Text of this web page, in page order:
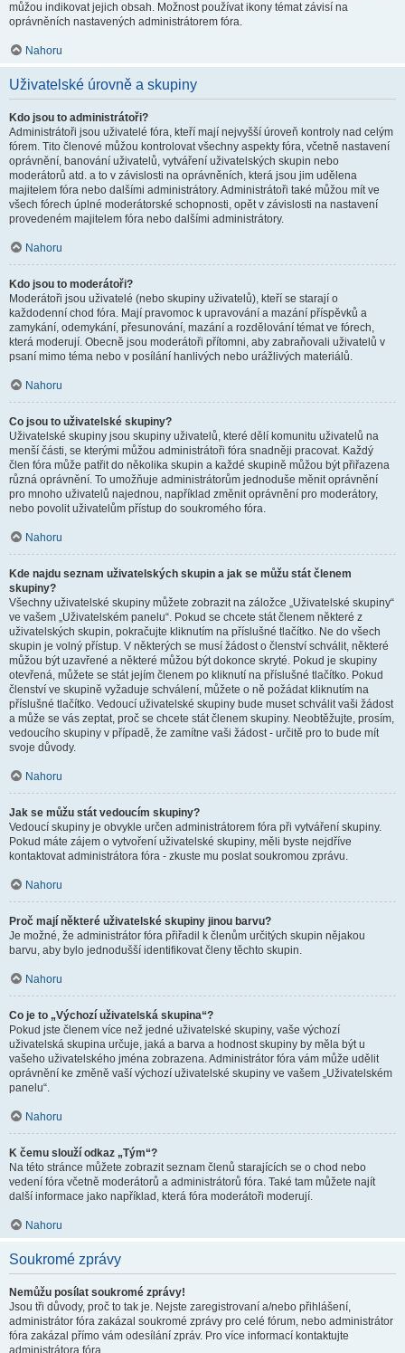
můžou indikovat jejich obsah. Možnost používat ikony témat závisí na
oprávněních nastavených administrátorem fóra.
Nahoru
Uživatelské úrovně a skupiny
Kdo jsou to administrátoři?
Administrátoři jsou uživatelé fóra, kteří mají nejvyšší úroveň kontroly nad celým
fórem. Tito členové můžou kontrolovat všechny aspekty fóra, včetně nastavení
oprávnění, banování uživatelů, vytváření uživatelských skupin nebo
moderátorů atd. a to v závislosti na oprávněních, která jsou jim udělena
majitelem fóra nebo dalšími administrátory. Administrátoři také můžou mít ve
všech fórech úplné moderátorské schopnosti, opět v závislosti na nastavení
provedeném majitelem fóra nebo dalšími administrátory.
Nahoru
Kdo jsou to moderátoři?
Moderátoři jsou uživatelé (nebo skupiny uživatelů), kteří se starají o
každodenní chod fóra. Mají pravomoc k upravování a mazání příspěvků a
zamykání, odemykání, přesunování, mazání a rozdělování témat ve fórech,
která moderují. Obecně jsou moderátoři přítomni, aby zabraňovali uživatelů v
psaní mimo téma nebo v posílání hanlivých nebo urážlivých materiálů.
Nahoru
Co jsou to uživatelské skupiny?
Uživatelské skupiny jsou skupiny uživatelů, které dělí komunitu uživatelů na
menší části, se kterými můžou administrátoři fóra snadněji pracovat. Každý
člen fóra může patřit do několika skupin a každé skupině můžou být přiřazena
různá oprávnění. To umožňuje administrátorům jednoduše měnit oprávnění
pro mnoho uživatelů najednou, například změnit oprávnění pro moderátory,
nebo povolit uživatelům přístup do soukromého fóra.
Nahoru
Kde najdu seznam uživatelských skupin a jak se můžu stát členem
skupiny?
Všechny uživatelské skupiny můžete zobrazit na záložce „Uživatelské skupiny“
ve vašem „Uživatelském panelu“. Pokud se chcete stát členem některé z
uživatelských skupin, pokračujte kliknutím na příslušné tlačítko. Ne do všech
skupin je volný přístup. V některých se musí žádost o členství schválit, některé
můžou být uzavřené a některé můžou být dokonce skryté. Pokud je skupiny
otevřená, můžete se stát jejím členem po kliknutí na příslušné tlačítko. Pokud
členství ve skupině vyžaduje schválení, můžete o ně požádat kliknutím na
příslušné tlačítko. Vedoucí uživatelské skupiny bude muset schválit vaši žádost
a může se vás zeptat, proč se chcete stát členem skupiny. Neobtěžujte, prosím,
vedoucího skupiny v případě, že zamítne vaši žádost - určitě pro to bude mít
svoje důvody.
Nahoru
Jak se můžu stát vedoucím skupiny?
Vedoucí skupiny je obvykle určen administrátorem fóra při vytváření skupiny.
Pokud máte zájem o vytvoření uživatelské skupiny, měli byste nejdříve
kontaktovat administrátora fóra - zkuste mu poslat soukromou zprávu.
Nahoru
Proč mají některé uživatelské skupiny jinou barvu?
Je možné, že administrátor fóra přiřadil k členům určitých skupin nějakou
barvu, aby bylo jednodušší identifikovat členy těchto skupin.
Nahoru
Co je to „Výchozí uživatelská skupina“?
Pokud jste členem více než jedné uživatelské skupiny, vaše výchozí
uživatelská skupina určuje, jaká a barva a hodnost skupiny by měla být u
vašeho uživatelského jména zobrazena. Administrátor fóra vám může udělit
oprávnění ke změně vaší výchozí uživatelské skupiny ve vašem „Uživatelském
panelu“.
Nahoru
K čemu slouží odkaz „Tým“?
Na této stránce můžete zobrazit seznam členů starajících se o chod nebo
vedení fóra včetně moderátorů a administrátorů fóra. Také tam můžete najít
další informace jako například, která fóra moderátoři moderují.
Nahoru
Soukromé zprávy
Nemůžu posílat soukromé zprávy!
Jsou tři důvody, proč to tak je. Nejste zaregistrovaní a/nebo přihlášení,
administrátor fóra zakázal soukromé zprávy pro celé fórum, nebo administrátor
fóra zakázal přímo vám odesílání zpráv. Pro více informací kontaktujte
administrátora fóra.